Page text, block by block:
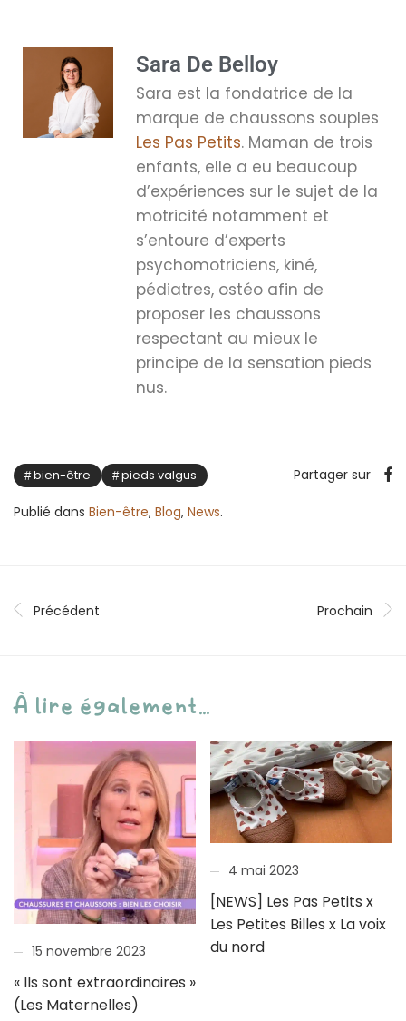
Sara De Belloy
Sara est la fondatrice de la
marque de chaussons souples
Les Pas Petits. Maman de trois
enfants, elle a eu beaucoup
d’expériences sur le sujet de la
motricité notamment et
s’entoure d’experts
psychomotriciens, kiné,
pédiatres, ostéo afin de
proposer les chaussons
respectant au mieux le
principe de la sensation pieds
nus.
bien-être pieds valgus
Publié dans Bien-être, Blog, News.
Partager sur
Précédent Prochain
À lire également...
15 novembre 2023
« Ils sont extraordinaires »
(Les Maternelles)
4 mai 2023
[NEWS] Les Pas Petits x
Les Petites Billes x La voix
du nord